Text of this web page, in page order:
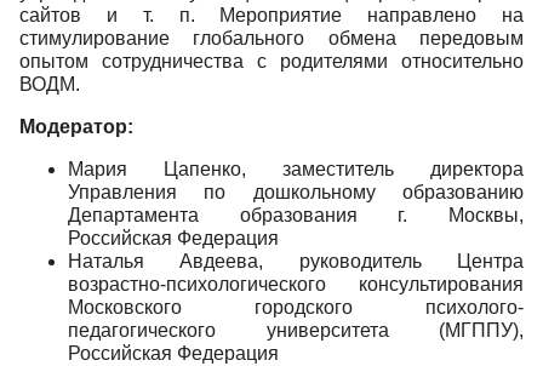
сайтов и т. п. Мероприятие направлено на
стимулирование глобального обмена передовым
опытом сотрудничества с родителями относительно
ВОДМ.
Модератор:
Мария Цапенко, заместитель директора
Управления по дошкольному образованию
Департамента образования г. Москвы,
Российская Федерация
Наталья Авдеева, руководитель Центра
возрастно-психологического консультирования
Московского городского психолого-
педагогического университета (МГППУ),
Российская Федерация